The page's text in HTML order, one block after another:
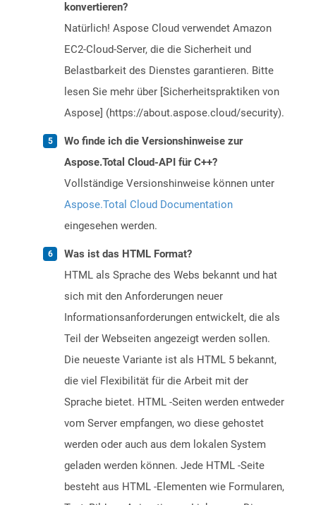
konvertieren?
Natürlich! Aspose Cloud verwendet Amazon
EC2-Cloud-Server, die die Sicherheit und
Belastbarkeit des Dienstes garantieren. Bitte
lesen Sie mehr über [Sicherheitspraktiken von
Aspose] (https://about.aspose.cloud/security).
Wo finde ich die Versionshinweise zur
Aspose.Total Cloud-API für C++?
Vollständige Versionshinweise können unter
Aspose.Total Cloud Documentation
eingesehen werden.
Was ist das HTML Format?
HTML als Sprache des Webs bekannt und hat
sich mit den Anforderungen neuer
Informationsanforderungen entwickelt, die als
Teil der Webseiten angezeigt werden sollen.
Die neueste Variante ist als HTML 5 bekannt,
die viel Flexibilität für die Arbeit mit der
Sprache bietet. HTML -Seiten werden entweder
vom Server empfangen, wo diese gehostet
werden oder auch aus dem lokalen System
geladen werden können. Jede HTML -Seite
besteht aus HTML -Elementen wie Formularen,